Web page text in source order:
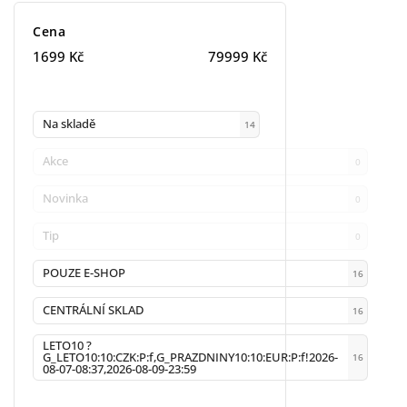
Cena
1699 Kč 79999 Kč
Na skladě 14
Akce 0
Novinka 0
Tip 0
POUZE E-SHOP 16
CENTRÁLNÍ SKLAD 16
LETO10 ?
G_LETO10:10:CZK:P:f,G_PRAZDNINY10:10:EUR:P:f!2026-
08-07-08:37,2026-08-09-23:59
16